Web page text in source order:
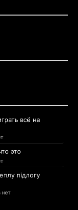
всё на
это
підлогу
нет